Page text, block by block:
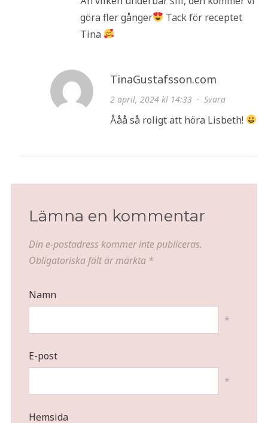
göra fler gånger
Tack för receptet
Tina
TinaGustafsson.com
2 april, 2024 kl 14:33· Svara
Ååå så roligt att höra Lisbeth!
Lämna en kommentar
Din e-postadress kommer inte publiceras.
Obligatoriska fält är märkta *
Namn
*
E-post
*
Hemsida